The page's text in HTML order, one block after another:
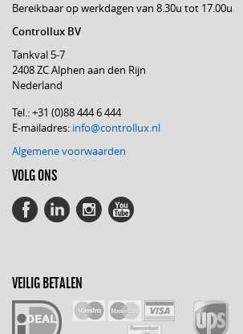
Bereikbaar op werkdagen van 8.30u tot 17.00u
Controllux BV
Tankval 5-7
2408 ZC Alphen aan den Rijn
Nederland
Tel.: +31 (0)88 444 6 444
E-mailadres: info@controllux.nl
Algemene voorwaarden
VOLG ONS
VEILIG BETALEN